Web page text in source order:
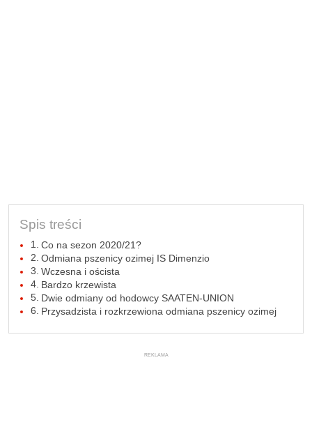
Spis treści
Co na sezon 2020/21?
Odmiana pszenicy ozimej IS Dimenzio
Wczesna i oścista
Bardzo krzewista
Dwie odmiany od hodowcy SAATEN-UNION
Przysadzista i rozkrzewiona odmiana pszenicy ozimej
REKLAMA